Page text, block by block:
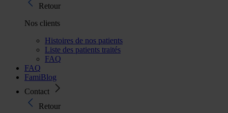
Retour
Nos clients
Histoires de nos patients
Liste des patients traités
FAQ
FAQ
FamiBlog
Contact
Retour